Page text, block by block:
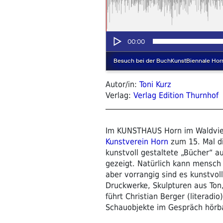
Autor/in: Toni Kurz
Verlag: Verlag Edition Thurnhof
Im KUNSTHAUS Horn im
Kunstverein Horn zum 15. Mal
kunstvoll gestaltete „Bücher“
gezeigt. Natürlich kann
aber vorrangig sind es
Druckwerke, Skulpturen aus
führt Christian Berger
Schauobjekte im Gespräch